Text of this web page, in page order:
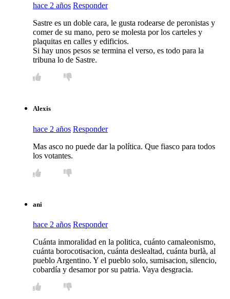
hace 2 años Responder
Sastre es un doble cara, le gusta rodearse de peronistas y
comer de su mano, pero se molesta por los carteles y
plaquitas en calles y edificios.
Si hay unos pesos se termina el verso, es todo para la
tribuna lo de Sastre.
Alexis
hace 2 años Responder
Mas asco no puede dar la política. Que fiasco para todos
los votantes.
ani
hace 2 años Responder
Cuánta inmoralidad en la politica, cuánto camaleonismo,
cuánta borocotisacion, cuánta deslealtad, cuánta burlà, al
pueblo Argentino. Y el pueblo solo, sumisacion, silencio,
cobardía y desamor por su patria. Vaya desgracia.